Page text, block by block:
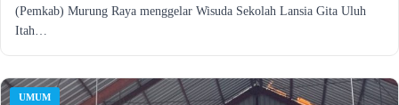
(Pemkab) Murung Raya menggelar Wisuda Sekolah Lansia Gita Uluh
Itah…
UMUM